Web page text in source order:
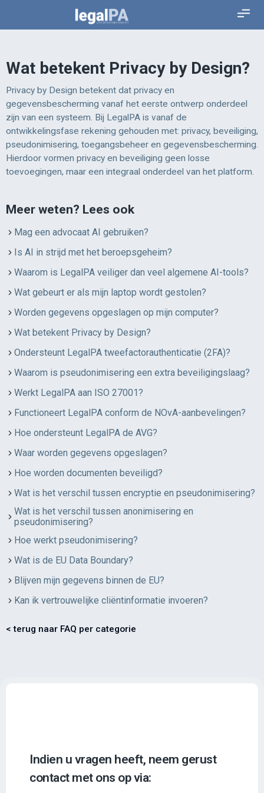
Wat betekent Privacy by Design?
Privacy by Design betekent dat privacy en
gegevensbescherming vanaf het eerste ontwerp onderdeel
zijn van een systeem. Bij LegalPA is vanaf de
ontwikkelingsfase rekening gehouden met: privacy, beveiliging,
pseudonimisering, toegangsbeheer en gegevensbescherming.
Hierdoor vormen privacy en beveiliging geen losse
toevoegingen, maar een integraal onderdeel van het platform.
Meer weten? Lees ook
Mag een advocaat AI gebruiken?
Is AI in strijd met het beroepsgeheim?
Waarom is LegalPA veiliger dan veel algemene AI-tools?
Wat gebeurt er als mijn laptop wordt gestolen?
Worden gegevens opgeslagen op mijn computer?
Wat betekent Privacy by Design?
Ondersteunt LegalPA tweefactorauthenticatie (2FA)?
Waarom is pseudonimisering een extra beveiligingslaag?
Werkt LegalPA aan ISO 27001?
Functioneert LegalPA conform de NOvA-aanbevelingen?
Hoe ondersteunt LegalPA de AVG?
Waar worden gegevens opgeslagen?
Hoe worden documenten beveiligd?
Wat is het verschil tussen encryptie en pseudonimisering?
Wat is het verschil tussen anonimisering en
pseudonimisering?
Hoe werkt pseudonimisering?
Wat is de EU Data Boundary?
Blijven mijn gegevens binnen de EU?
Kan ik vertrouwelijke cliëntinformatie invoeren?
< terug naar FAQ per categorie
Indien u vragen heeft, neem gerust
contact met ons op via: